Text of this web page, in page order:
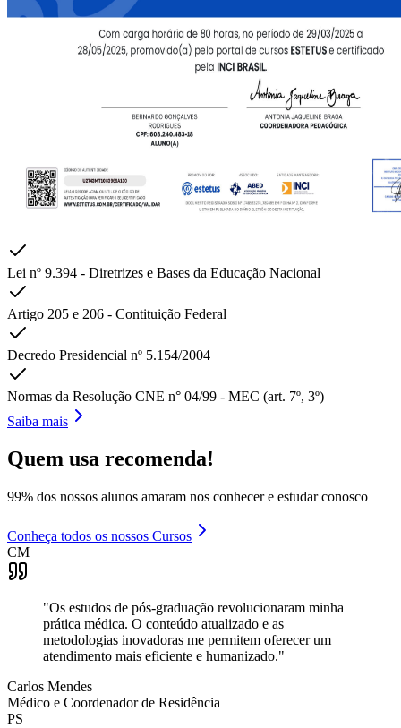
Lei nº 9.394 - Diretrizes e Bases da Educação Nacional
Artigo 205 e 206 - Contituição Federal
Decredo Presidencial nº 5.154/2004
Normas da Resolução CNE n° 04/99 - MEC (art. 7º, 3º)
Saiba mais
Quem usa recomenda!
99% dos nossos alunos amaram nos conhecer e estudar conosco
Conheça todos os nossos Cursos
CM
"Os estudos de pós-graduação revolucionaram minha
prática médica. O conteúdo atualizado e as
metodologias inovadoras me permitem oferecer um
atendimento mais eficiente e humanizado."
Carlos Mendes
Médico e Coordenador de Residência
PS